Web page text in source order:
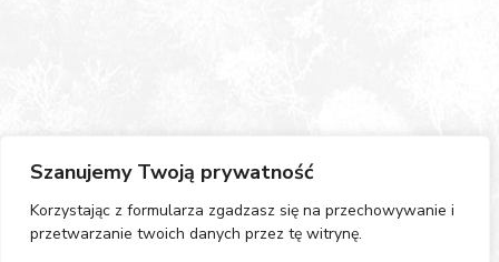
Szanujemy Twoją prywatność
Korzystając z formularza zgadzasz się na przechowywanie i
przetwarzanie twoich danych przez tę witrynę.